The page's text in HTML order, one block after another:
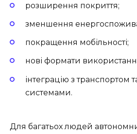
розширення покриття;
зменшення
покращення мобільності;
нові формати
інтеграцію з транспортом
системами.
Для багатьох людей